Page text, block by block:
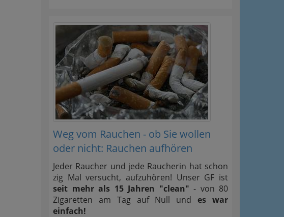
Weg vom Rauchen - ob Sie wollen
oder nicht: Rauchen aufhören
Jeder Raucher und jede Raucherin hat schon
zig Mal versucht, aufzuhören! Unser GF ist
seit mehr als 15 Jahren "clean" - von 80
Zigaretten am Tag auf Null undes war
einfach!